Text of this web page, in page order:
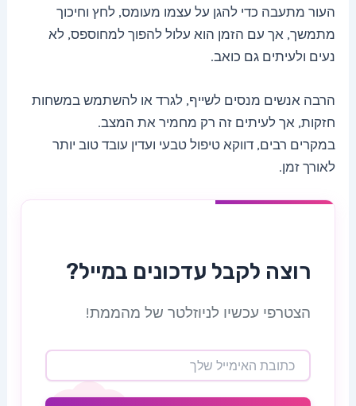
העור מתעבה כדי להגן על עצמו מעומס, לחץ וחיכוך
מתמשך, אך עם הזמן הוא עלול להפוך למחוספס, לא
נעים ולעיתים גם כואב.
הרבה אנשים מנסים לשייף, לגרד או להשתמש במשחות
חזקות, אך לעיתים זה רק מחמיר את המצב.
במקרים רבים, דווקא טיפול טבעי ועדין עובד טוב יותר
לאורך זמן.
רוצה לקבל עדכונים במייל?
הצטרפי עכשיו לניוזלטר של מהממת!